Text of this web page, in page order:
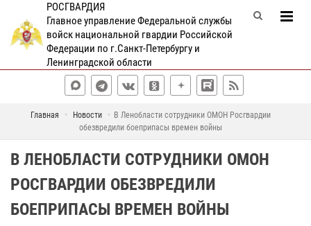
РОСГВАРДИЯ
Главное управление Федеральной службы
войск национальной гвардии Российской
Федерации по г.Санкт-Петербургу и
Ленинградской области
Главная Новости
В Ленобласти сотрудники ОМОН Росгвардии
обезвредили боеприпасы времен войны
В ЛЕНОБЛАСТИ СОТРУДНИКИ ОМОН
РОСГВАРДИИ ОБЕЗВРЕДИЛИ
БОЕПРИПАСЫ ВРЕМЕН ВОЙНЫ